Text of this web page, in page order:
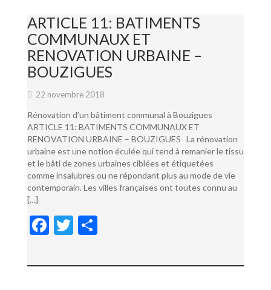
ARTICLE 11: BATIMENTS
COMMUNAUX ET
RENOVATION URBAINE –
BOUZIGUES
22 novembre 2018
Rénovation d’un bâtiment communal à Bouzigues
ARTICLE 11: BATIMENTS COMMUNAUX ET
RENOVATION URBAINE – BOUZIGUES La rénovation
urbaine est une notion éculée qui tend à remanier le tissu
et le bâti de zones urbaines ciblées et étiquetées
comme insalubres ou ne répondant plus au mode de vie
contemporain. Les villes françaises ont toutes connu au
[…]
F
e
T
itt ta